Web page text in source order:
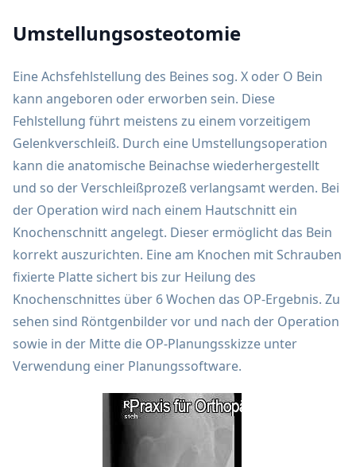
Umstellungsosteotomie
Eine Achsfehlstellung des Beines sog. X oder O Bein
kann angeboren oder erworben sein. Diese
Fehlstellung führt meistens zu einem vorzeitigem
Gelenkverschleiß. Durch eine Umstellungsoperation
kann die anatomische Beinachse wiederhergestellt
und so der Verschleißprozeß verlangsamt werden. Bei
der Operation wird nach einem Hautschnitt ein
Knochenschnitt angelegt. Dieser ermöglicht das Bein
korrekt auszurichten. Eine am Knochen mit Schrauben
fixierte Platte sichert bis zur Heilung des
Knochenschnittes über 6 Wochen das OP-Ergebnis. Zu
sehen sind Röntgenbilder vor und nach der Operation
sowie in der Mitte die OP-Planungsskizze unter
Verwendung einer Planungssoftware.